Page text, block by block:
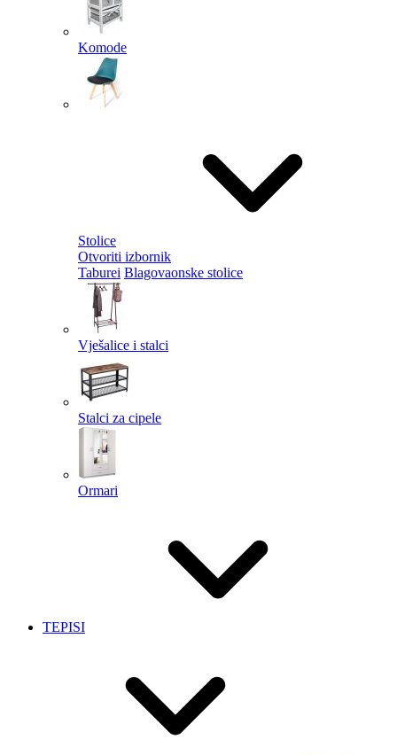
Komode
Stolice
Otvoriti izbornik
Taburei Blagovaonske stolice
Vješalice i stalci
Stalci za cipele
Ormari
TEPISI